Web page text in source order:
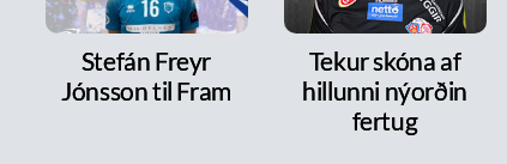
Stefán Freyr
Jónsson til Fram
Tekur skóna af
hillunni nýorðin
fertug